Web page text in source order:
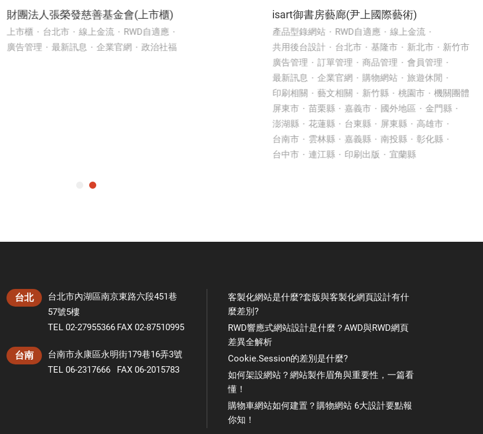
法人張榮發慈善基金會(上市櫃)
台北市 線上金流
RWD自適應
管理
最新訊息 企業官網 政治社福
isart御書房藝廊(尹上國際藝術)
產品型錄網站 RWD自適應
線上金流
共用後台設計
台北市 基隆市 新北市
新竹市
廣告管理
訂單管理 商品管理
會員管理
最新訊息
企業官網 購物網站
旅遊休閒
印刷相關
藝文相關 新竹縣 桃園市
機關團體
屏東市
苗栗縣 嘉義市 國外地區
金門縣
澎湖縣
花蓮縣 台東縣 屏東縣
高雄市
台南市
雲林縣 嘉義縣 南投縣
彰化縣
台中市
連江縣 印刷出版 宜蘭縣
台北
台北市內湖區南京東路六段451巷
57號5樓
TEL 02-27955366 FAX 02-87510995
台南
台南市永康區永明街179巷16弄3號
TEL 06-2317666
FAX 06-2015783
客製化網站是什麼?套版與客製化網頁設計有什
麼差別?
RWD響應式網站設計是什麼？AWD與RWD網頁
差異全解析
Cookie.Session的差別是什麼?
如何架設網站？網站製作眉角與重要性，一篇看
懂！
購物車網站如何建置？購物網站 6大設計要點報
你知！